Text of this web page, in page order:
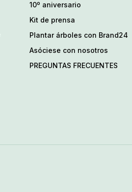
10º aniversario
Kit de prensa
Plantar árboles con Brand24
Asóciese con nosotros
PREGUNTAS FRECUENTES